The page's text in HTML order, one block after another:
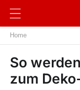
Home
So
zum